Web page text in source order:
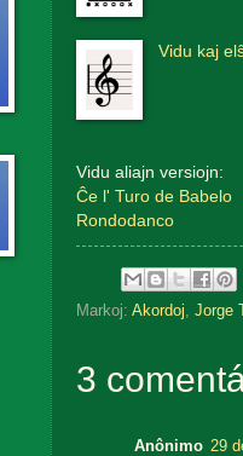
Vidu kaj
Vidu aliajn versiojn:
Ĉe l' Turo de Babelo
Rondodanco
Markoj: Akordoj Jorge
3
Anônimo 29